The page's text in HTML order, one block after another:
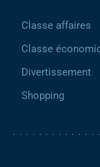
Classe affaires
Classe
Divertissement
Shopping